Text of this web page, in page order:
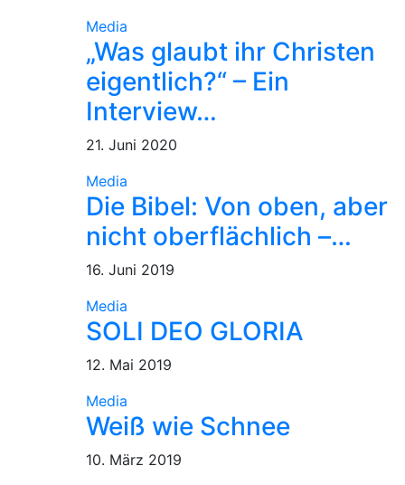
Media
„Was glaubt ihr Christen
eigentlich?“ – Ein
Interview…
21. Juni 2020
Media
Die Bibel: Von oben, aber
nicht oberflächlich –…
16. Juni 2019
Media
SOLI DEO GLORIA
12. Mai 2019
Media
Weiß wie Schnee
10. März 2019